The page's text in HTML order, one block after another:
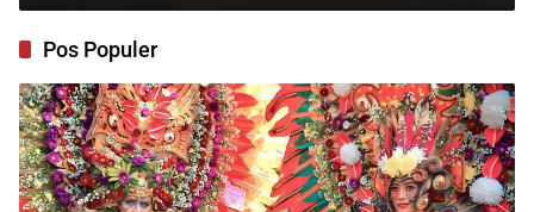
Pos Populer